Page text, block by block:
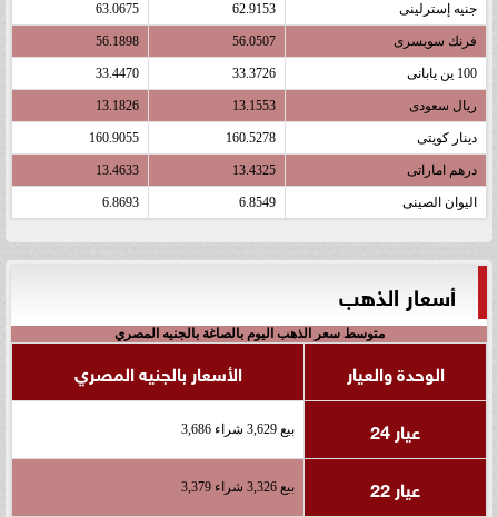
جنيه إسترلينى 62.9153
63.0675
فرنك سويسرى 56.0507
56.1898
100 ين يابانى 33.3726
33.4470
ريال سعودى 13.1553
13.1826
دينار كويتى 160.5278
160.9055
درهم اماراتى 13.4325
13.4633
اليوان الصينى 6.8549
6.8693
أسعار الذهب
متوسط سعر الذهب اليوم بالصاغة بالجنيه المصري
الوحدة والعيار
الأسعار بالجنيه المصري
عيار 24
بيع 3,629 شراء 3,686
عيار 22 بيع 3,326 شراء 3,379